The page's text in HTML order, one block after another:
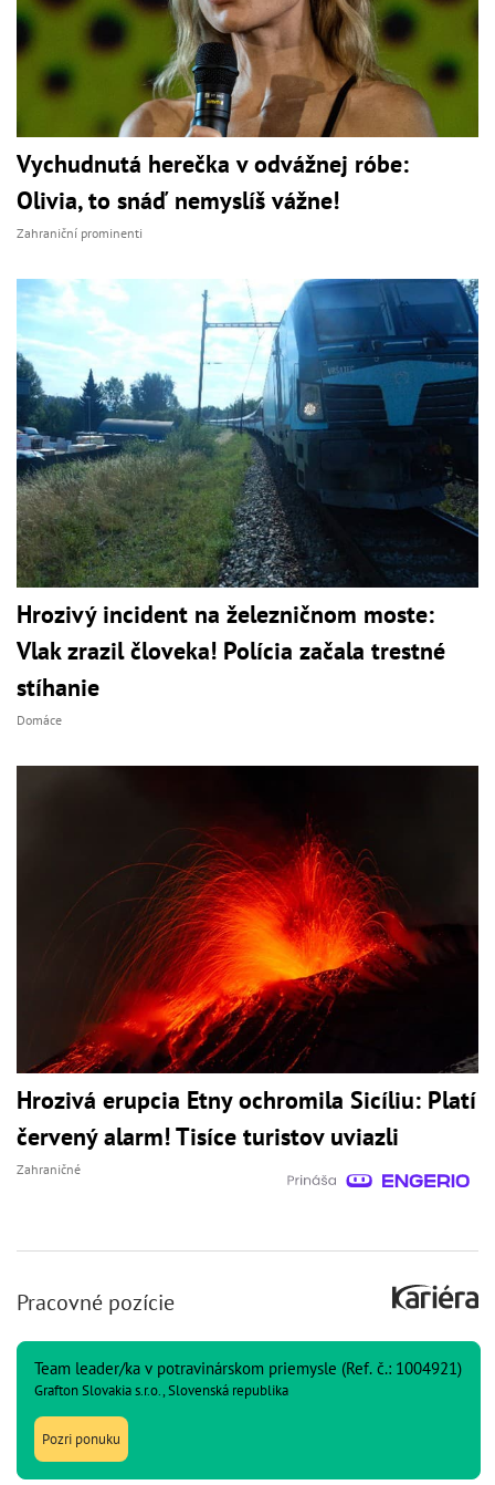
Vychudnutá herečka v odvážnej róbe:
Olivia, to snáď nemyslíš vážne!
Zahraniční prominenti
Hrozivý incident na železničnom moste:
Vlak zrazil človeka! Polícia začala trestné
stíhanie
Domáce
Hrozivá erupcia Etny ochromila Sicíliu: Platí
červený alarm! Tisíce turistov uviazli
Zahraničné
Pracovné pozície
Team leader/ka v potravinárskom priemysle (Ref. č.: 1004921)
Grafton Slovakia s.r.o., Slovenská republika
Pozri ponuku